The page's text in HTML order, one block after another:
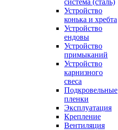
система (сталь)
Устройство
конька и хребта
Устройство
ендовы
Устройство
примыканий
Устройство
карнизного
свеса
Подкровельные
пленки
Эксплуатация
Крепление
Вентиляция